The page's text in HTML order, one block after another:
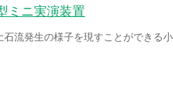
ミニ実演装置
石流発生の様子を現すことができる